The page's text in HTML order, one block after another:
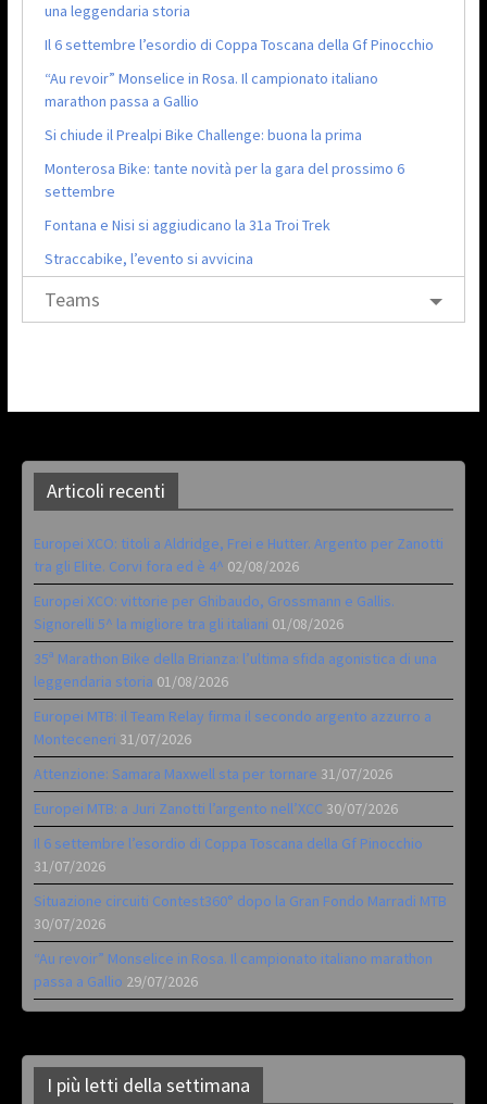
una leggendaria storia
Il 6 settembre l’esordio di Coppa Toscana della Gf Pinocchio
“Au revoir” Monselice in Rosa. Il campionato italiano
marathon passa a Gallio
Si chiude il Prealpi Bike Challenge: buona la prima
Monterosa Bike: tante novità per la gara del prossimo 6
settembre
Fontana e Nisi si aggiudicano la 31a Troi Trek
Straccabike, l’evento si avvicina
Teams
Articoli recenti
Europei XCO: titoli a Aldridge, Frei e Hutter. Argento per Zanotti
tra gli Elite. Corvi fora ed è 4^ 02/08/2026
Europei XCO: vittorie per Ghibaudo, Grossmann e Gallis.
Signorelli 5^ la migliore tra gli italiani 01/08/2026
35ª Marathon Bike della Brianza: l’ultima sfida agonistica di una
leggendaria storia 01/08/2026
Europei MTB: il Team Relay firma il secondo argento azzurro a
Monteceneri 31/07/2026
Attenzione: Samara Maxwell sta per tornare 31/07/2026
Europei MTB: a Juri Zanotti l’argento nell’XCC 30/07/2026
Il 6 settembre l’esordio di Coppa Toscana della Gf Pinocchio
31/07/2026
Situazione circuiti Contest360° dopo la Gran Fondo Marradi MTB
30/07/2026
“Au revoir” Monselice in Rosa. Il campionato italiano marathon
passa a Gallio 29/07/2026
I più letti della settimana